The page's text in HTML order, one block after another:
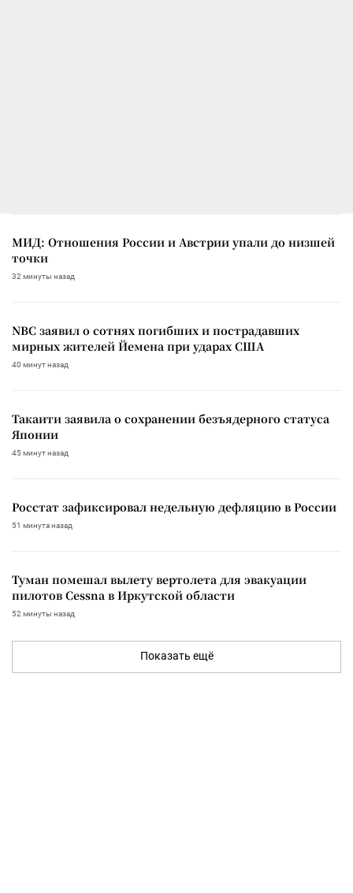
МИД: Отношения России и Австрии упали до низшей
точки
32 минуты назад
NBC заявил о сотнях погибших и пострадавших
мирных жителей Йемена при ударах США
40 минут назад
Такаити заявила о сохранении безъядерного статуса
Японии
45 минут назад
Росстат зафиксировал недельную дефляцию в России
51 минута назад
Туман помешал вылету вертолета для эвакуации
пилотов Cessna в Иркутской области
52 минуты назад
Показать ещё